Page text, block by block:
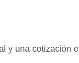
y una cotización